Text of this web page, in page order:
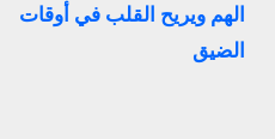
الهم ويريح القلب في أوقات
الضيق